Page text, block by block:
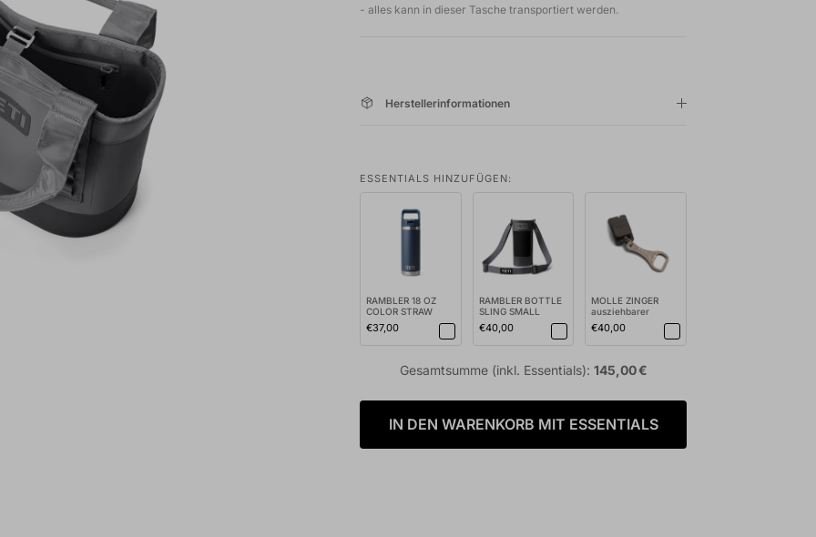
- alles kann in dieser Tasche transportiert werden.
Herstellerinformationen
ESSENTIALS HINZUFÜGEN:
RAMBLER 18 OZ
COLOR STRAW
BOTTLE Flasche
NAVY
€37,00
RAMBLER BOTTLE
SLING SMALL
Tragetasche für
Flas...
€40,00
MOLLE ZINGER
ausziehbarer
Flaschenöffner
STAINL...
€40,00
Gesamtsumme (inkl. Essentials): 145,00 €
IN DEN WARENKORB MIT ESSENTIALS